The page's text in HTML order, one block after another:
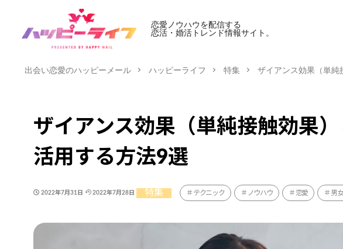
恋愛ノウハウを配信する
恋活・婚活トレンド情報サイト。
出会い恋愛のハッピーメール ハッピーライフ 特集 ザイアンス効果（単純
ザイアンス効果（単純接触効果
活用する方法9選
2022年7月31日 2022年7月28日 特集 テクニック ノウハウ 恋愛 男